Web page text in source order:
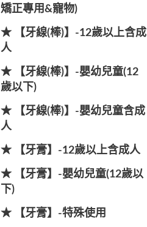
矯正專用&寵物)
★ 【牙線(棒)】-12歲以上含成
人
★ 【牙線(棒)】-嬰幼兒童(12
歲以下)
★ 【牙線(棒)】-嬰幼兒童含成
人
★ 【牙膏】-12歲以上含成人
★ 【牙膏】-嬰幼兒童(12歲以
下)
★ 【牙膏】-特殊使用